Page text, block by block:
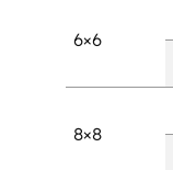
6×6
8×8